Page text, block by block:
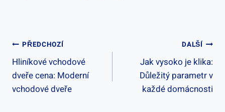
Navigace
Pro
Příspěvek
PŘEDCHOZÍ
Hliníkové vchodové
dveře cena: Moderní
vchodové dveře
DALŠÍ
Jak vysoko je klika:
Důležitý parametr v
každé domácnosti